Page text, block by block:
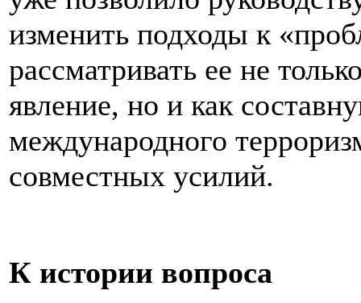
изменить подходы к
рассматривать ее не
явление, но и как
международного
совместных усилий.
К истории вопроса